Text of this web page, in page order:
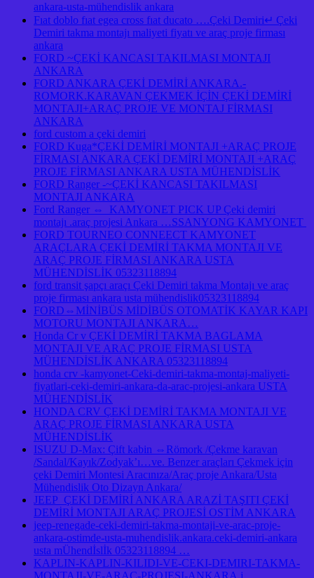
ankara-usta-mühendislik ankara
Fıat doblo fıat egea cross fıat ducato ….Çeki Demiri↵ Çeki
Demiri takma montajı maliyeti fiyatı ve araç proje firması
ankara
FORD ~ÇEKİ KANCASI TAKILMASI MONTAJI
ANKARA
FORD ANKARA ÇEKİ DEMİRİ ANKARA.-
ROMORK.KARAVAN ÇEKMEK İÇİN ÇEKİ DEMİRİ
MONTAJI+ARAÇ PROJE VE MONTAJ FİRMASI
ANKARA
ford custom a çeki demiri
FORD Kuga*ÇEKİ DEMİRİ MONTAJI +ARAÇ PROJE
FİRMASI ANKARA ÇEKİ DEMİRİ MONTAJI +ARAÇ
PROJE FİRMASI ANKARA USTA MÜHENDİSLİK
FORD Ranger -~ÇEKİ KANCASI TAKILMASI
MONTAJI ANKARA
Ford Ranger ⇔ KAMYONET PICK UP Çeki demiri
montajı .araç projesi Ankara …SSANYONG KAMYONET
FORD TOURNEO CONNEECT KAMYONET
ARAÇLARA ÇEKİ DEMİRİ TAKMA MONTAJI VE
ARAÇ PROJE FİRMASI ANKARA USTA
MÜHENDİSLİK 05323118894
ford transit şapçı araçı Çeki Demiri takma Montajı ve araç
proje firması ankara usta mühendislik05323118894
FORD⇔MİNİBÜS MİDİBÜS OTOMATİK KAYAR KAPI
MOTORU MONTAJI ANKARA…
Honda Cr v ÇEKİ DEMİRİ TAKMA BAGLAMA
MONTAJI VE ARAÇ PROJE FİRMASI USTA
MÜHENDİSLİK ANKARA 05323118894
honda crv -kamyonet-Ceki-demiri-takma-montaj-maliyeti-
fiyatlari-ceki-demiri-ankara-da-arac-projesi-ankara USTA
MÜHENDİSLİK
HONDA CRV ÇEKİ DEMİRİ TAKMA MONTAJI VE
ARAÇ PROJE FİRMASI ANKARA USTA
MÜHENDİSLİK
ISUZU D-Max: Çift kabin ⇔Römork /Çekme karavan
/Sandal/Kayık/Zodyak’ı…ve. Benzer araçları Çekmek için
çeki Demiri Montesi Aracınıza/Araç proje Ankara/Usta
Mühendislik Oto Dizayn Ankara/
JEEP ÇEKİ DEMİRİ ANKARA ARAZİ TAŞITI ÇEKİ
DEMİRİ MONTAJI ARAÇ PROJESİ OSTİM ANKARA
jeep-renegade-ceki-demiri-takma-montaji-ve-arac-proje-
ankara-ostimde-usta-muhendislik.ankara.ceki-demiri-ankara
usta mÜhendİslİk 05323118894 …
KAPLIN-KAPLIN-KILIDI-VE-CEKI-DEMIRI-TAKMA-
MONTAJI-VE-ARAC-PROJESI-ANKARA.j